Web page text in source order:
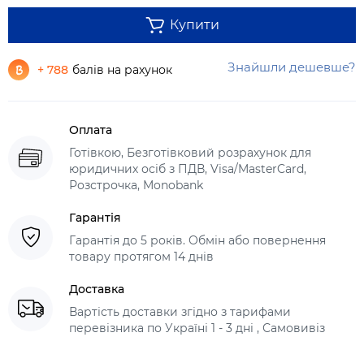
Купити
+ 788 балів на рахунок Знайшли дешевше?
Оплата
Готівкою, Безготівковий розрахунок для
юридичних осіб з ПДВ, Visa/MasterCard,
Розстрочка, Monobank
Гарантія
Гарантія до 5 років. Обмін або повернення
товару протягом 14 днів
Доставка
Вартість доставки згідно з тарифами
перевізника по Україні 1 - 3 дні , Самовивіз